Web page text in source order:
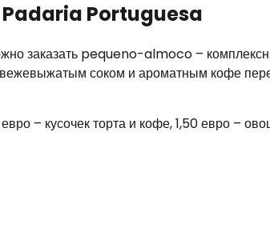
Padaria Portuguesa
заказать pequeno-almoco –
свежевыжатым соком и ароматным кофе
– кусочек торта и кофе, 1,50 евро –